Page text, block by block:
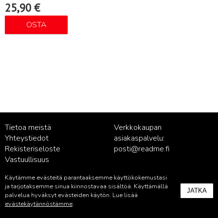
25,90 €
OSTA
Tietoa meistä
Yhteystiedot
Rekisteriseloste
Vastuullisuus
Verkkokaupan
asiakaspalvelu:
posti@readme.fi
Kustantamon asiakaspalvelu:
palvelu@readme.fi
Käytämme evästeitä parantaaksemme käyttökokemustasi
ja tarjotaksemme sinua kiinnostavaa sisältöä. Käyttämällä
palvelua hyväksyt evästeiden käytön. Lue lisää
evästekäytännöstämme.
JATKA